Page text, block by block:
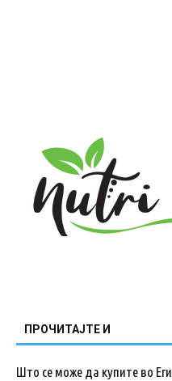
ПРОЧИТАЈТЕ И
Што се може да купите во